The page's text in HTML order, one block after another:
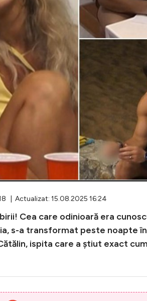
| Actualizat: 15.08.2025 16:24
Cea care odinioară era
s-a transformat peste noapte
ispita care a știut exact